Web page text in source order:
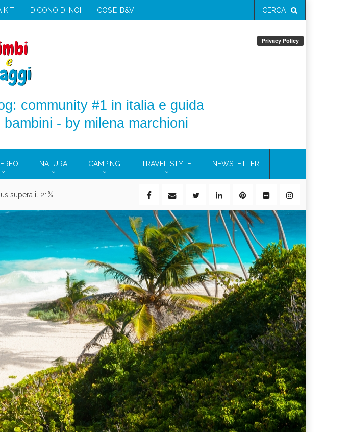
KIT DICONO DI NOI COS’E’ B&V CERCA
community #1 in italia e guida
- by milena marchioni
NATURA CAMPING TRAVEL STYLE NEWSLETTER
la mia valigia (e la pelle sensibile)
Blue Marine di Marina di Camerota
con i bambini: come trovare l’offerta migliore?
Assicurazione viaggio estate 2026: lo sconto Columbus supera il 21%